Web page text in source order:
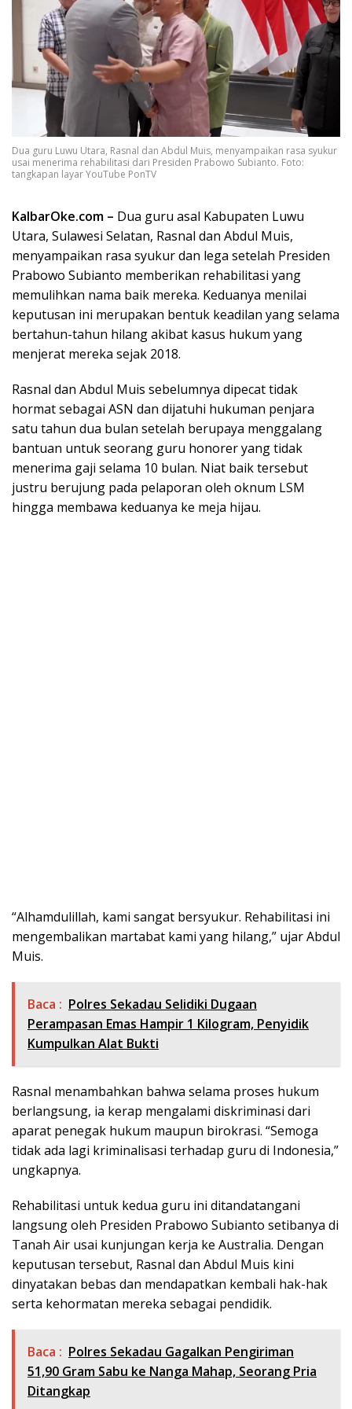
Dua guru Luwu Utara, Rasnal dan Abdul Muis, menyampaikan rasa syukur
usai menerima rehabilitasi dari Presiden Prabowo Subianto. Foto:
tangkapan layar YouTube PonTV
KalbarOke.com – Dua guru asal Kabupaten Luwu
Utara, Sulawesi Selatan, Rasnal dan Abdul Muis,
menyampaikan rasa syukur dan lega setelah Presiden
Prabowo Subianto memberikan rehabilitasi yang
memulihkan nama baik mereka. Keduanya menilai
keputusan ini merupakan bentuk keadilan yang selama
bertahun-tahun hilang akibat kasus hukum yang
menjerat mereka sejak 2018.
Rasnal dan Abdul Muis sebelumnya dipecat tidak
hormat sebagai ASN dan dijatuhi hukuman penjara
satu tahun dua bulan setelah berupaya menggalang
bantuan untuk seorang guru honorer yang tidak
menerima gaji selama 10 bulan. Niat baik tersebut
justru berujung pada pelaporan oleh oknum LSM
hingga membawa keduanya ke meja hijau.
“Alhamdulillah, kami sangat bersyukur. Rehabilitasi ini
mengembalikan martabat kami yang hilang,” ujar Abdul
Muis.
Baca : Polres Sekadau Selidiki Dugaan
Perampasan Emas Hampir 1 Kilogram, Penyidik
Kumpulkan Alat Bukti
Rasnal menambahkan bahwa selama proses hukum
berlangsung, ia kerap mengalami diskriminasi dari
aparat penegak hukum maupun birokrasi. “Semoga
tidak ada lagi kriminalisasi terhadap guru di Indonesia,”
ungkapnya.
Rehabilitasi untuk kedua guru ini ditandatangani
langsung oleh Presiden Prabowo Subianto setibanya di
Tanah Air usai kunjungan kerja ke Australia. Dengan
keputusan tersebut, Rasnal dan Abdul Muis kini
dinyatakan bebas dan mendapatkan kembali hak-hak
serta kehormatan mereka sebagai pendidik.
Baca : Polres Sekadau Gagalkan Pengiriman
51,90 Gram Sabu ke Nanga Mahap, Seorang Pria
Ditangkap